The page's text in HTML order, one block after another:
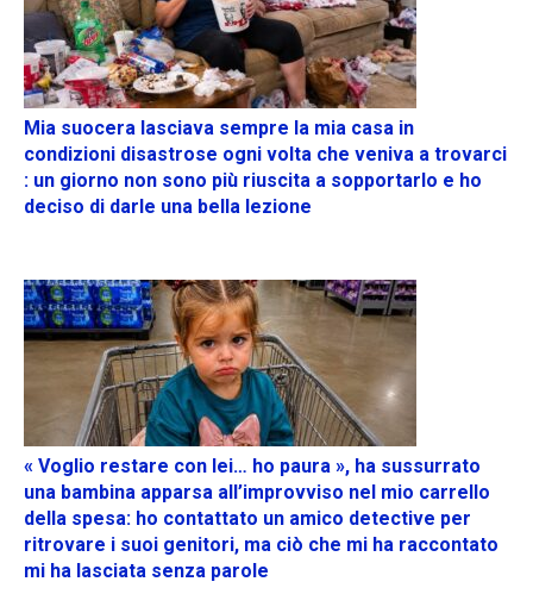
Mia suocera lasciava sempre la mia casa in
condizioni disastrose ogni volta che veniva a trovarci
: un giorno non sono più riuscita a sopportarlo e ho
deciso di darle una bella lezione
« Voglio restare con lei… ho paura », ha sussurrato
una bambina apparsa all’improvviso nel mio carrello
della spesa: ho contattato un amico detective per
ritrovare i suoi genitori, ma ciò che mi ha raccontato
mi ha lasciata senza parole